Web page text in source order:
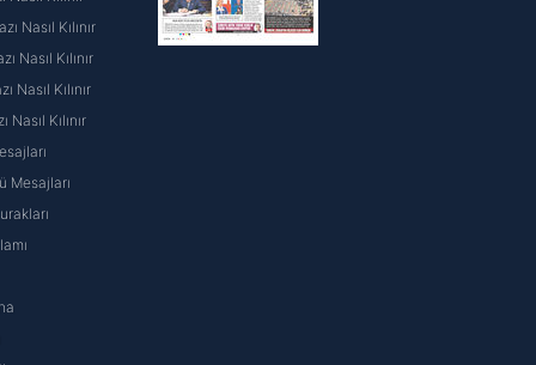
Nasıl Kılınır
Nasıl Kılınır
Nasıl Kılınır
Nasıl Kılınır
Mesajları